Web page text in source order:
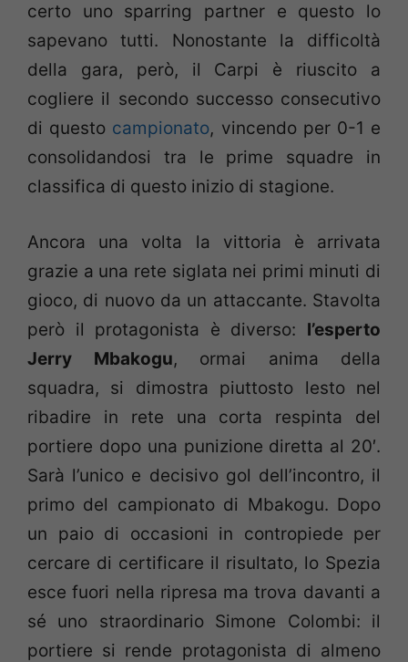
certo uno sparring partner e questo lo
sapevano tutti. Nonostante la difficoltà
della gara, però, il Carpi è riuscito a
cogliere il secondo successo consecutivo
di questo campionato, vincendo per 0-1 e
consolidandosi tra le prime squadre in
classifica di questo inizio di stagione.
Ancora una volta la vittoria è arrivata
grazie a una rete siglata nei primi minuti di
gioco, di nuovo da un attaccante. Stavolta
però il protagonista è diverso: l’esperto
Jerry Mbakogu, ormai anima della
squadra, si dimostra piuttosto lesto nel
ribadire in rete una corta respinta del
portiere dopo una punizione diretta al 20′.
Sarà l’unico e decisivo gol dell’incontro, il
primo del campionato di Mbakogu. Dopo
un paio di occasioni in contropiede per
cercare di certificare il risultato, lo Spezia
esce fuori nella ripresa ma trova davanti a
sé uno straordinario Simone Colombi: il
portiere si rende protagonista di almeno